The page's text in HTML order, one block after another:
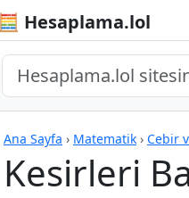
🧮 Hesaplama.lol
Ana Sayfa › Matematik › Cebir
Kesirleri
Kesirleri